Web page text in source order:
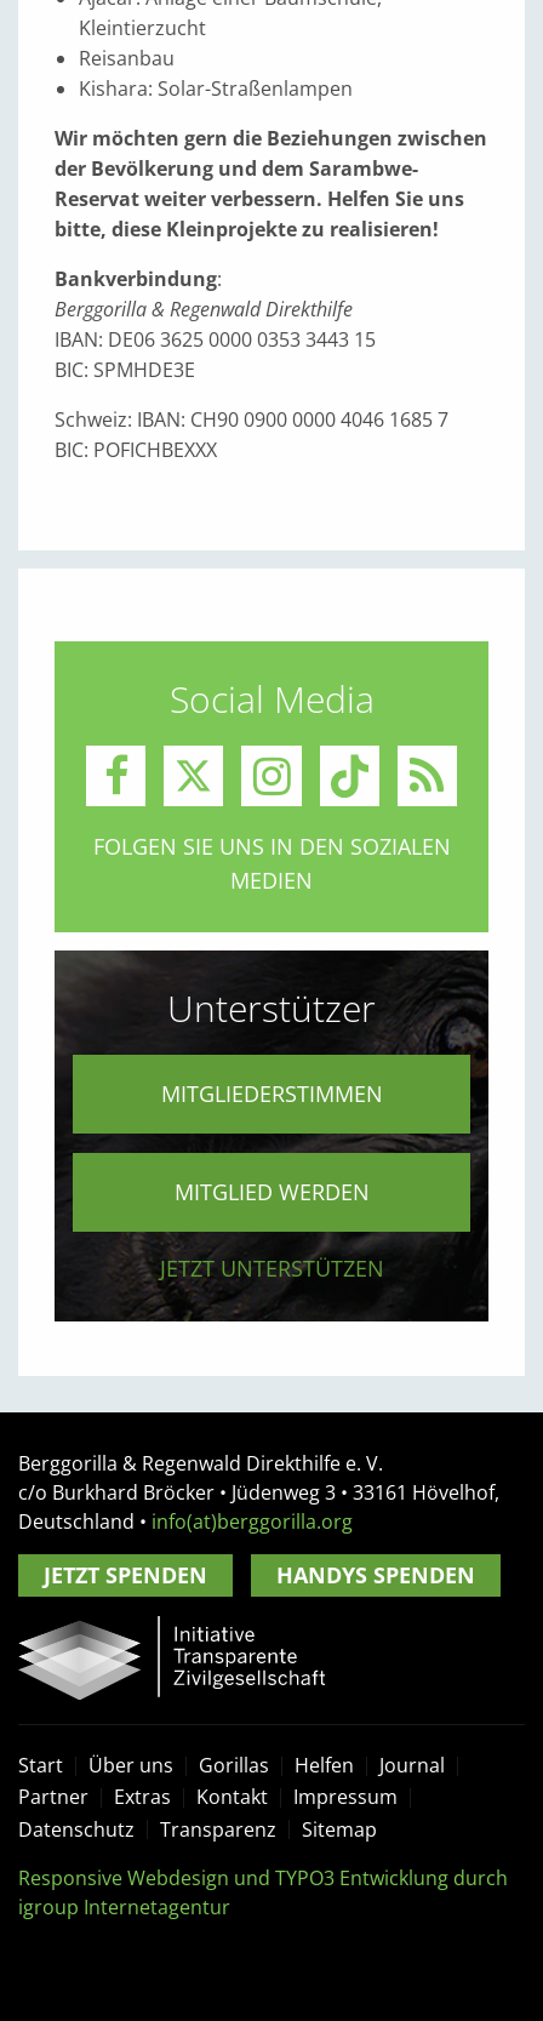
Kleintierzucht
Reisanbau
Kishara: Solar-Straßenlampen
Wir möchten gern die Beziehungen zwischen
der Bevölkerung und dem Sarambwe-
Reservat weiter verbessern. Helfen Sie uns
bitte, diese Kleinprojekte zu realisieren!
Bankverbindung:
Berggorilla & Regenwald Direkthilfe
IBAN: DE06 3625 0000 0353 3443 15
BIC: SPMHDE3E
Schweiz: IBAN: CH90 0900 0000 4046 1685 7
BIC: POFICHBEXXX
Social Media
FOLGEN SIE UNS IN DEN SOZIALEN
MEDIEN
Unterstützer
MITGLIEDERSTIMMEN
MITGLIED WERDEN
JETZT UNTERSTÜTZEN
Berggorilla & Regenwald Direkthilfe e. V.
c/o Burkhard Bröcker • Jüdenweg 3 • 33161 Hövelhof,
Deutschland • info(at)berggorilla.org
JETZT SPENDEN HANDYS SPENDEN
Start Über uns Gorillas Helfen
Journal
Partner
Extras Kontakt
Impressum
Datenschutz
Transparenz
Sitemap
Responsive Webdesign und TYPO3 Entwicklung durch
igroup Internetagentur